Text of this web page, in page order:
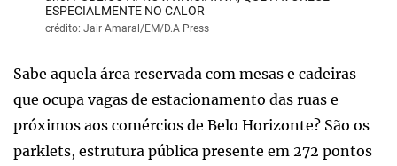
ESPECIALMENTE NO CALOR
crédito: Jair Amaral/EM/D.A Press
Sabe aquela área reservada com mesas e cadeiras
que ocupa vagas de estacionamento das ruas e
próximos aos comércios de Belo Horizonte? São os
parklets, estrutura pública presente em 272 pontos